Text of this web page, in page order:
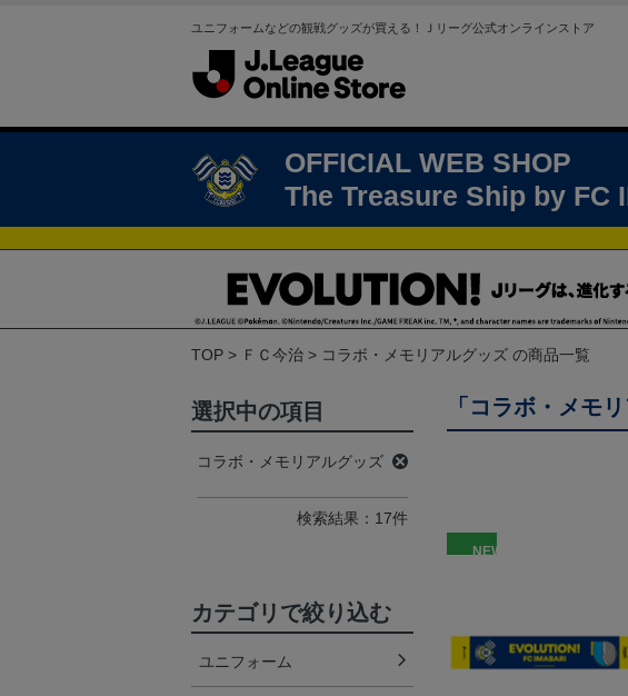
ユニフォームなどの観戦グッズが買える！Ｊリーグ公式オンラインストア
OFFICIAL WEB SHOP
The Treasure Ship by FC
TOP ＦＣ今治 コラボ・メモリアルグッズ の商品一覧
「コラボ・メモ
NEW
選択中の項目
コラボ・メモリアルグッズ
検索結果：17件
カテゴリで絞り込む
ユニフォーム